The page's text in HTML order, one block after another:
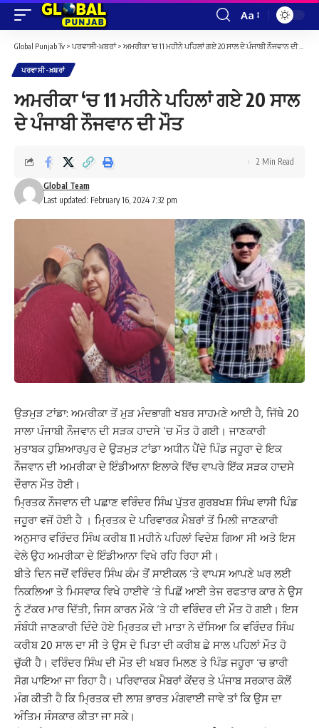
Font
Resizer
Aa
Global Punjab Tv > ਪਰਵਾਸੀ-ਖ਼ਬਰਾਂ> ਅਮਰੀਕਾ ‘ਚ 11 ਮਹੀਨੇ ਪਹਿਲਾਂ ਗਏ 20 ਸਾਲ ਦੇ ਪੰਜਾਬੀ ਨੌਜਵਾਨ ਦੀ ਮੌਤ
ਪਰਵਾਸੀ-ਖ਼ਬਰਾਂ
ਅਮਰੀਕਾ ‘ਚ 11 ਮਹੀਨੇ ਪਹਿਲਾਂ ਗਏ 20 ਸਾਲ
ਦੇ ਪੰਜਾਬੀ ਨੌਜਵਾਨ ਦੀ ਮੌਤ
Last updated: February 16, 2024 7:32 pm
Global Team
2 Min Read
ਉੜਮੁੜ ਟਾਂਡਾ: ਅਮਰੀਕਾ ਤੋਂ ਮੁੜ ਮੰਦਭਾਗੀ ਖਬਰ ਸਾਹਮਣੇ ਆਈ ਹੈ, ਜਿੱਥੇ 20
ਸਾਲਾ ਪੰਜਾਬੀ ਨੌਜਵਾਨ ਦੀ ਸੜਕ ਹਾਦਸੇ ‘ਚ ਮੌਤ ਹੋ ਗਈ। ਜਾਣਕਾਰੀ
ਮੁਤਾਬਕ ਹੁਸ਼ਿਆਰਪੁਰ ਦੇ ਉੜਮੁੜ ਟਾਂਡਾ ਅਧੀਨ ਪੈਂਦੇ ਪਿੰਡ ਜਹੂਰਾ ਦੇ ਇਕ
ਨੌਜਵਾਨ ਦੀ ਅਮਰੀਕਾ ਦੇ ਇੰਡੀਆਨਾ ਇਲਾਕੇ ਵਿੱਚ ਵਾਪਰੇ ਇੱਕ ਸੜਕ ਹਾਦਸੇ
ਦੌਰਾਨ ਮੌਤ ਹੋਈ।
ਮ੍ਰਿਤਕ ਨੌਜਵਾਨ ਦੀ ਪਛਾਣ ਵਰਿੰਦਰ ਸਿੰਘ ਪੁੱਤਰ ਗੁਰਬਖਸ਼ ਸਿੰਘ ਵਾਸੀ ਪਿੰਡ
ਜਹੂਰਾ ਵਜੋਂ ਹੋਈ ਹੈ । ਮ੍ਰਿਤਕ ਦੇ ਪਰਿਵਾਰਕ ਮੈਬਰਾਂ ਤੋਂ ਮਿਲੀ ਜਾਣਕਾਰੀ
ਅਨੁਸਾਰ ਵਰਿੰਦਰ ਸਿੰਘ ਕਰੀਬ 11 ਮਹੀਨੇ ਪਹਿਲਾਂ ਵਿਦੇਸ਼ ਗਿਆ ਸੀ ਅਤੇ ਇਸ
ਵੇਲੇ ਉਹ ਅਮਰੀਕਾ ਦੇ ਇੰਡੀਆਨਾ ਵਿਖੇ ਰਹਿ ਰਿਹਾ ਸੀ।
ਬੀਤੇ ਦਿਨ ਜਦੋਂ ਵਰਿੰਦਰ ਸਿੰਘ ਕੰਮ ਤੋਂ ਸਾਈਕਲ ‘ਤੇ ਵਾਪਸ ਆਪਣੇ ਘਰ ਲਈ
ਨਿਕਲਿਆ ਤੇ ਮਿਸਵਾਕ ਵਿਖੇ ਹਾਈਵੇ ‘ਤੇ ਪਿਛੋਂ ਆਈ ਤੇਜ ਰਫਤਾਰ ਕਾਰ ਨੇ ਉਸ
ਨੂੰ ਟੱਕਰ ਮਾਰ ਦਿੱਤੀ, ਜਿਸ ਕਾਰਨ ਮੌਕੇ ‘ਤੇ ਹੀ ਵਰਿੰਦਰ ਦੀ ਮੌਤ ਹੋ ਗਈ। ਇਸ
ਸੰਬੰਧੀ ਜਾਣਕਾਰੀ ਦਿੰਦੇ ਹੋਏ ਮ੍ਰਿਤਕ ਦੀ ਮਾਤਾ ਨੇ ਦੱਸਿਆ ਕਿ ਵਰਿੰਦਰ ਸਿੰਘ
ਕਰੀਬ 20 ਸਾਲ ਦਾ ਸੀ ਤੇ ਉਸ ਦੇ ਪਿਤਾ ਦੀ ਕਰੀਬ ਛੇ ਸਾਲ ਪਹਿਲਾਂ ਮੌਤ ਹੋ
ਚੁੱਕੀ ਹੈ। ਵਰਿੰਦਰ ਸਿੰਘ ਦੀ ਮੌਤ ਦੀ ਖਬਰ ਮਿਲਣ ਤੇ ਪਿੰਡ ਜਹੂਰਾ ‘ਚ ਭਾਰੀ
ਸੋਗ ਪਾਇਆ ਜਾ ਰਿਹਾ ਹੈ। ਪਰਿਵਾਰਕ ਮੈਬਰਾਂ ਕੇਂਦਰ ਤੇ ਪੰਜਾਬ ਸਰਕਾਰ ਕੋਲੋਂ
ਮੰਗ ਕੀਤੀ ਹੈ ਕਿ ਮ੍ਰਿਤਕ ਦੀ ਲਾਸ਼ ਭਾਰਤ ਮੰਗਵਾਈ ਜਾਵੇ ਤਾਂ ਕਿ ਉਸ ਦਾ
ਅੰਤਿਮ ਸੰਸਕਾਰ ਕੀਤਾ ਜਾ ਸਕੇ।